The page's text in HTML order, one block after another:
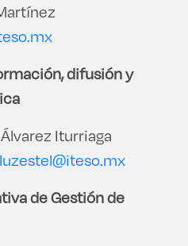
difusión y
Iturriaga
luzestel@iteso.mx
de Gestión de